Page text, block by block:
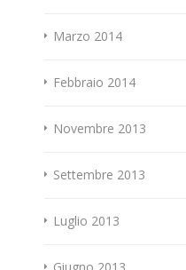
Marzo 2014
Febbraio 2014
Novembre 2013
Settembre 2013
Luglio 2013